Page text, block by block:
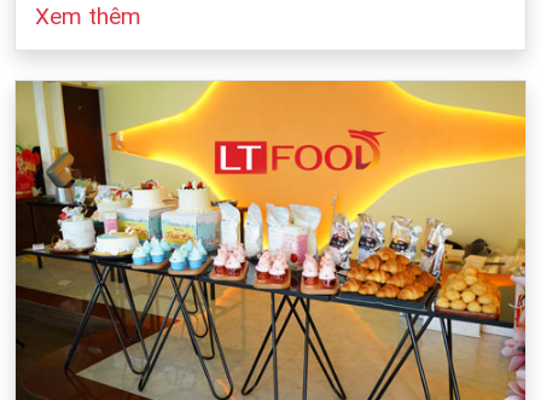
Xem thêm